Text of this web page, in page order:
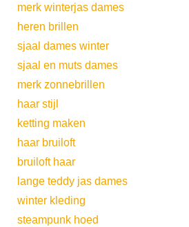
merk winterjas dames
heren brillen
sjaal dames winter
sjaal en muts dames
merk zonnebrillen
haar stijl
ketting maken
haar bruiloft
bruiloft haar
lange teddy jas dames
winter kleding
steampunk hoed